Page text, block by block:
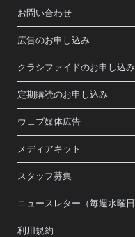
お問い合わせ
広告のお申し込み
クラシファイドのお申し込み
定期購読のお申し込み
ウェブ媒体広告
メディアキット
スタッフ募集
ニュースレター（毎週水曜日
利用規約